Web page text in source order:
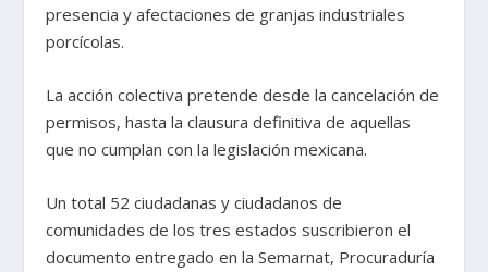
presencia y afectaciones de granjas industriales
porcícolas.
La acción colectiva pretende desde la cancelación de
permisos, hasta la clausura definitiva de aquellas
que no cumplan con la legislación mexicana.
Un total 52 ciudadanas y ciudadanos de
comunidades de los tres estados suscribieron el
documento entregado en la Semarnat, Procuraduría